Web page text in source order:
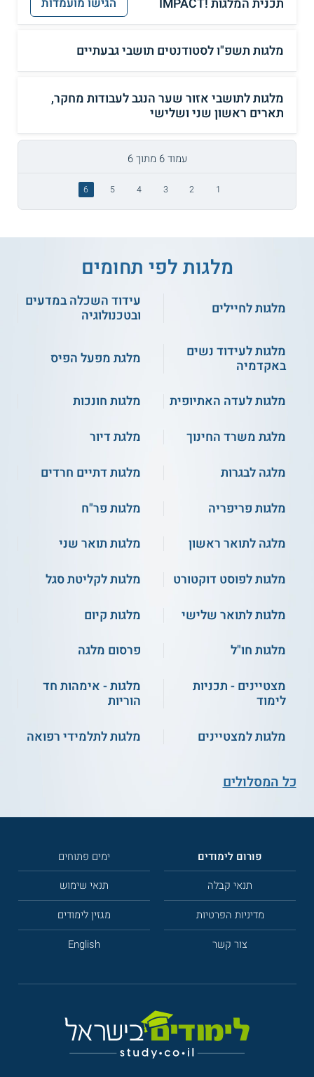
הגישו מועמדות
מלגות תשפ"ו לסטודנטים תושבי גבעתיים
מלגות לתושבי אזור שער הנגב לעבודות מחקר,
תארים ראשון שני ושלישי
עמוד 6 מתוך 6
1
2
3
4
5
6
מלגות לפי תחומים
מלגות לחיילים
עידוד השכלה במדעים
ובטכנולוגיה
מלגות לעידוד נשים
באקדמיה
מלגת מפעל הפיס
מלגות לעדה האתיופית
מלגות חונכות
מלגת משרד החינוך
מלגת דיור
מלגה לבגרות
מלגות דתיים חרדים
מלגות פריפריה
מלגות פר"ח
מלגה לתואר ראשון
מלגות תואר שני
מלגות לפוסט דוקטורט
מלגות לקליטת סגל
מלגות לתואר שלישי
מלגות קיום
מלגות חו"ל
פרסום מלגה
מצטיינים - תכניות
לימוד
מלגות - אימהות חד
הוריות
מלגות למצטיינים
מלגות לתלמידי רפואה
כל המסלולים
פורום לימודים
ימים פתוחים
תנאי קבלה
תנאי שימוש
מדיניות הפרטיות
מגזין לימודים
צור קשר
English